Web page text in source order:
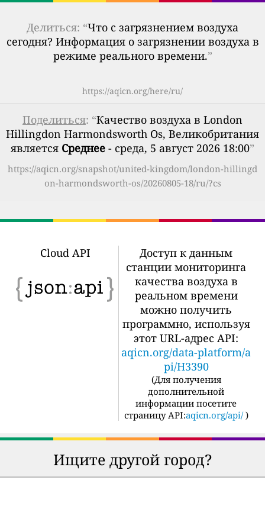
Делиться: “Что с загрязнением воздуха
сегодня? Информация о загрязнении воздуха в
режиме реального времени.”
https://aqicn.org/here/ru/
Поделиться: “Качество воздуха в London
Hillingdon Harmondsworth Os, Великобритания
является Среднее - среда, 5 август 2026 18:00”
https://aqicn.org/snapshot/united-kingdom/london-hillingd
on-harmondsworth-os/20260805-18/ru/?cs
Cloud API
Доступ к данным
станции мониторинга
качества воздуха в
реальном времени
можно получить
программно, используя
этот URL-адрес API:
aqicn.org/data-platform/a
pi/H3390
(Для получения
дополнительной
информации посетите
страницу API:aqicn.org/api/ )
Ищите другой город?